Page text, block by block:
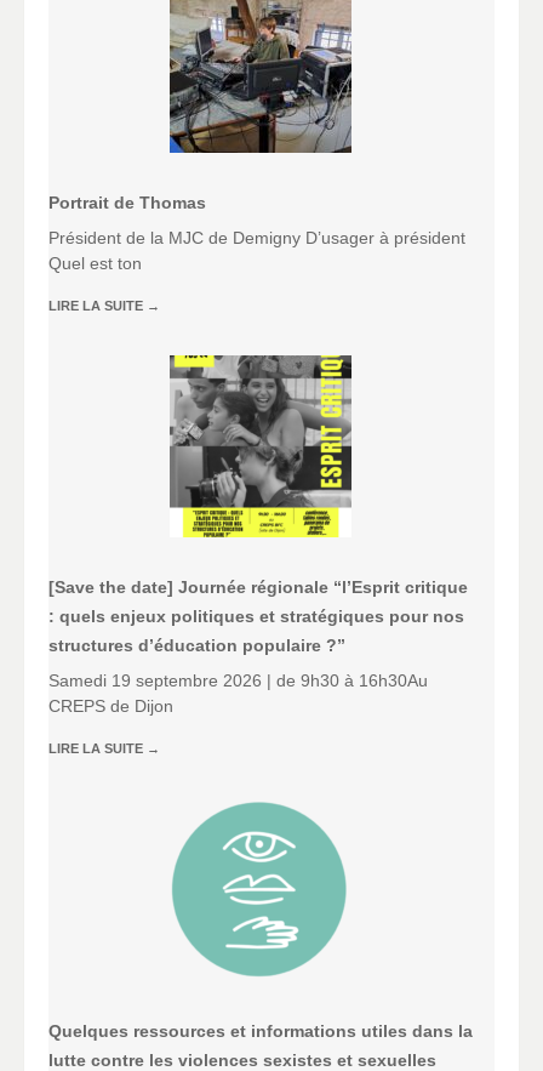
Portrait de Thomas
Président de la MJC de Demigny D’usager à président
Quel est ton
LIRE LA SUITE →
[Save the date] Journée régionale “l’Esprit critique
: quels enjeux politiques et stratégiques pour nos
structures d’éducation populaire ?”
Samedi 19 septembre 2026 | de 9h30 à 16h30Au
CREPS de Dijon
LIRE LA SUITE →
Quelques ressources et informations utiles dans la
lutte contre les violences sexistes et sexuelles